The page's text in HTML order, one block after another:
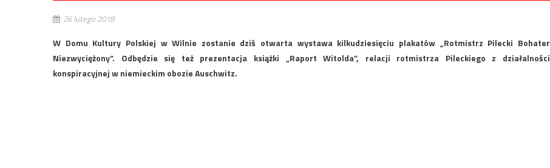
26 lutego 2018
W Domu Kultury Polskiej w Wilnie zostanie dziś otwarta wystawa kilkudziesięciu plakatów „Rotmistrz Pilecki Bohater
Niezwyciężony”. Odbędzie się też prezentacja książki „Raport Witolda”, relacji rotmistrza Pileckiego z działalności
konspiracyjnej w niemieckim obozie Auschwitz.